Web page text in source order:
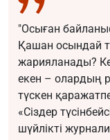
"Осыған
Қашан осындай
жарияланады?
екен – олардың
түскен
«Сіздер
шүйлікті